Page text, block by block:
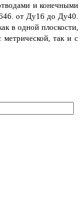
и конечными
от Ду16 до Ду40.
в одной плоскости,
метрической, так и с